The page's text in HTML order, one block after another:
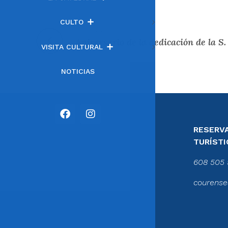
CULTO
VISITA CULTURAL
NOTICIAS
608 505